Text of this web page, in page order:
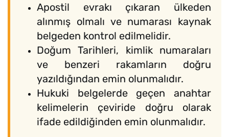
Apostil evrakı çıkaran ülkeden
alınmış olmalı ve numarası kaynak
belgeden kontrol edilmelidir.
Doğum Tarihleri, kimlik numaraları
ve benzeri rakamların doğru
yazıldığından emin olunmalıdır.
Hukuki belgelerde geçen anahtar
kelimelerin çeviride doğru olarak
ifade edildiğinden emin olunmalıdır.